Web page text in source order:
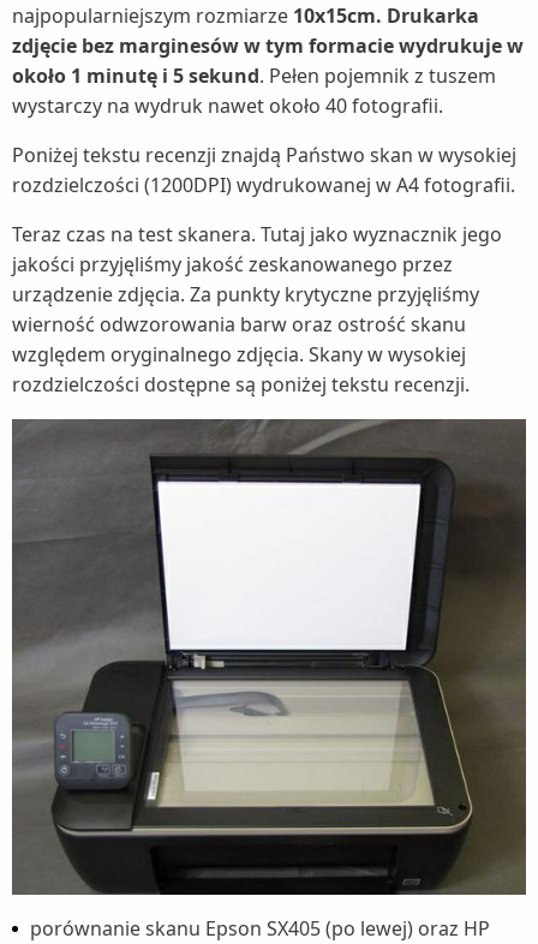
najpopularniejszym rozmiarze 10x15cm. Drukarka
zdjęcie bez marginesów w tym formacie wydrukuje w
około 1 minutę i 5 sekund. Pełen pojemnik z tuszem
wystarczy na wydruk nawet około 40 fotografii.
Poniżej tekstu recenzji znajdą Państwo skan w wysokiej
rozdzielczości (1200DPI) wydrukowanej w A4 fotografii.
Teraz czas na test skanera. Tutaj jako wyznacznik jego
jakości przyjęliśmy jakość zeskanowanego przez
urządzenie zdjęcia. Za punkty krytyczne przyjęliśmy
wierność odwzorowania barw oraz ostrość skanu
względem oryginalnego zdjęcia. Skany w wysokiej
rozdzielczości dostępne są poniżej tekstu recenzji.
porównanie skanu Epson SX405 (po lewej) oraz HP